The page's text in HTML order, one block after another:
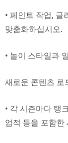
• 페인트 작업,
맞춤화하십시오.
• 놀이 스타일과
새로운 콘텐츠 로
• 각 시즌마다 탱
업적 등을 포함한